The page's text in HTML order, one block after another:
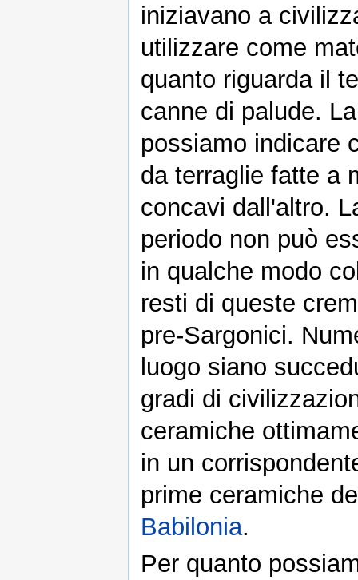
iniziavano a
utilizzare come
quanto riguarda il
canne di palude.
possiamo indicare
da terraglie fatte a
concavi dall'altro.
periodo non può
in qualche modo
resti di queste
pre-Sargonici.
luogo siano
gradi di
ceramiche
in un
prime ceramiche
Babilonia.
Per quanto